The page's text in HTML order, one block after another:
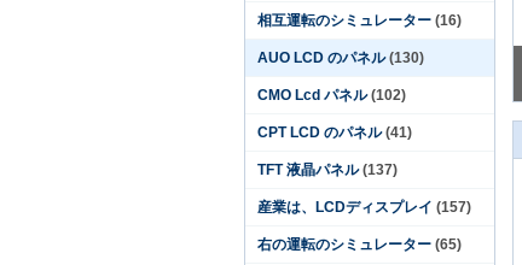
相互運転のシミュレーター (16)
AUO LCD のパネル (130)
CMO Lcd パネル (102)
CPT LCD のパネル (41)
TFT 液晶パネル (137)
産業は、LCDディスプレイ (157)
右の運転のシミュレーター (65)